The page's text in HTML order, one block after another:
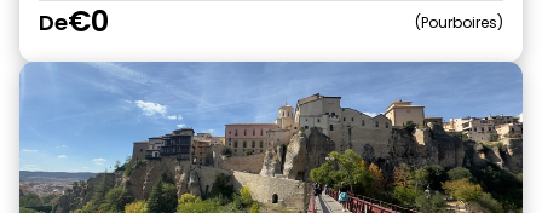
De€0 Pourboires